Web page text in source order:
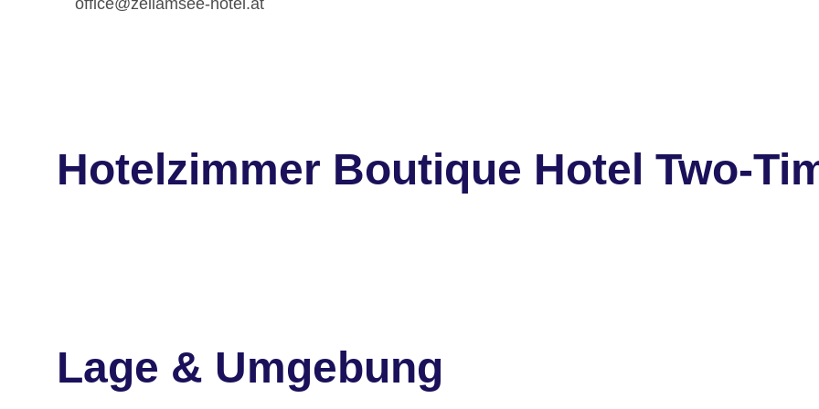
Hotelzimmer Boutique Hotel Two-
Lage & Umgebung